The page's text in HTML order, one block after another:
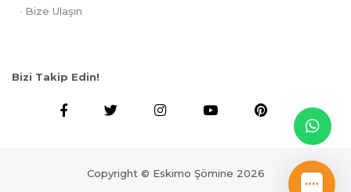
· Bize Ulaşın
Bizi Takip Edin!
Copyright © Eskimo Şömine 2026